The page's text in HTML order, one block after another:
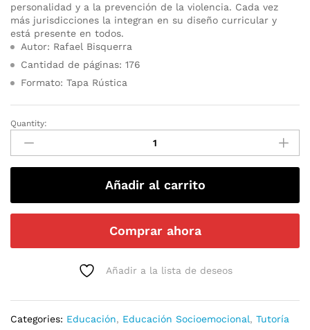
personalidad y a la prevención de la violencia. Cada vez
más jurisdicciones la integran en su diseño curricular y
está presente en todos.
Autor: Rafael Bisquerra
Cantidad de páginas: 176
Formato: Tapa Rústica
Quantity:
Añadir al carrito
Comprar ahora
Añadir a la lista de deseos
Categories: Educación, Educación Socioemocional, Tutoría